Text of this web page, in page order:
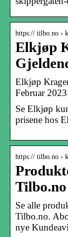
https:// tilbo.no ›
Elkjøp
Elkjøp
Februar
Se Elkjøp
prisene hos
https:// tilbo.no ›
Tilbo.no
Se alle
Tilbo.no.
nye